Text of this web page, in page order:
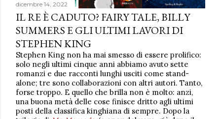
dicembre 14, 2022
IL RE È CADUTO? FAIRY TALE, BILLY
SUMMERS E GLI ULTIMI LAVORI DI
STEPHEN KING
Stephen King non ha mai smesso di essere prolifico:
solo negli ultimi cinque anni abbiamo avuto sette
romanzi e due racconti lunghi usciti come stand-
alone; tre sono collaborazioni con altri autori. Tanto,
forse troppo. E quello che brilla non è molto: anzi,
una buona metà delle cose finisce dritto agli ultimi
posti della classifica kinghiana di sempre. Dopo la